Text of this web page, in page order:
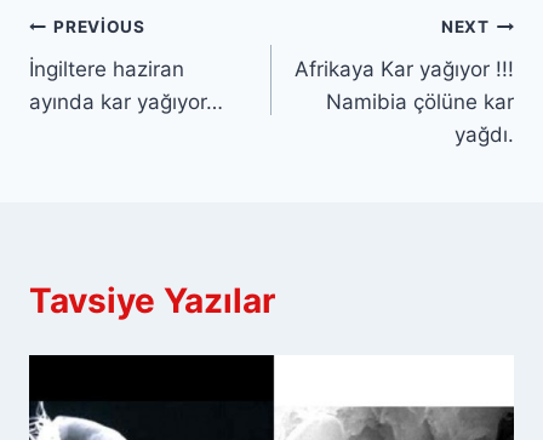
Yazı
gezinmesi
PREVIOUS
İngiltere haziran
ayında kar yağıyor…
NEXT
Afrikaya Kar yağıyor !!!
Namibia çölüne kar
yağdı.
Tavsiye Yazılar